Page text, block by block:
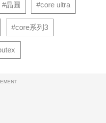
#晶圓 #core ultra
#core系列3